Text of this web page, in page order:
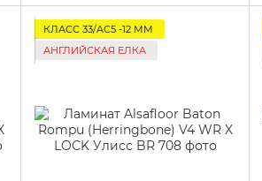
КЛАСС 33/AC5 -12 ММ
АНГЛИЙСКАЯ ЕЛКА